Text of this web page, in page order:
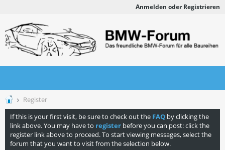
Anmelden oder Registrieren
Register
If this is your first visit, be sure to check out the FAQ by clicking the
link above. You may have to register before you can post: click the
register link above to proceed. To start viewing messages, select the
forum that you want to visit from the selection below.